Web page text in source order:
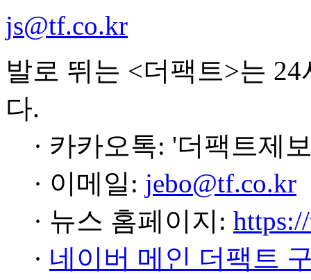
js@tf.co.kr
발로 뛰는 <더팩트>는
다.
· 카카오톡: '더팩트제
· 이메일: jebo@tf.co.kr
· 뉴스 홈페이지:
· 네이버 메인 더팩트